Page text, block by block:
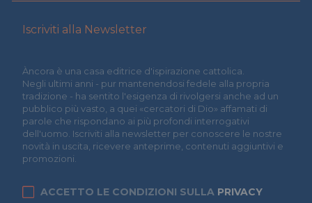
Iscriviti alla Newsletter
Àncora è una casa editrice d'ispirazione cattolica.
Negli ultimi anni - pur mantenendosi fedele alla propria
tradizione - ha sentito l'esigenza di rivolgersi anche ad un
pubblico più vasto, a quei «cercatori di Dio» affamati di
parole che rispondano ai più profondi interrogativi
dell'uomo. Iscriviti alla newsletter per conoscere le nostre
novità in uscita, ricevere anteprime, contenuti aggiuntivi e
promozioni.
ACCETTO LE CONDIZIONI SULLA PRIVACY